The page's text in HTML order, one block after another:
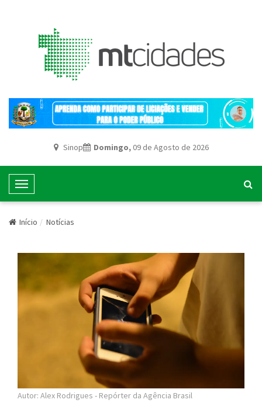
Sinop Domingo,09 de Agosto de 2026
T
o
g
e
a
n
Início Notícias
Autor: Alex Rodrigues - Repórter da Agência Brasil